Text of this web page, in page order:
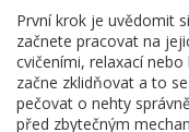
První krok je uvědomit
začnete pracovat na
cvičeními, relaxací
začne zklidňovat a to
pečovat o nehty
před zbytečným